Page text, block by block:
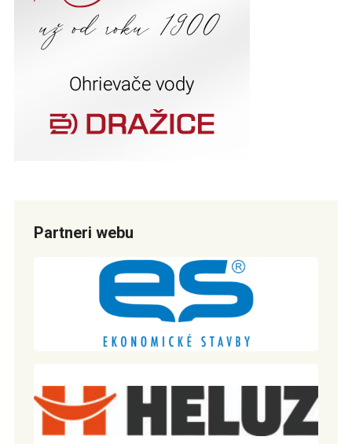
Partneri webu